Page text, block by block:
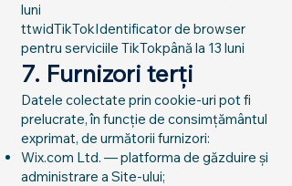
luni
ttwidTikTokIdentificator de browser
pentru serviciile TikTokpână la 13 luni
7. Furnizori terți
Datele colectate prin cookie-uri pot fi
prelucrate, în funcție de consimțământul
exprimat, de următorii furnizori:
Wix.com Ltd. — platforma de găzduire și
administrare a Site-ului;